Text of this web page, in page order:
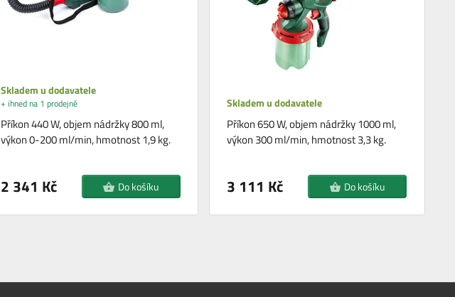
Skladem u dodavatele
+ ihned na 1 prodejně
Příkon 440 W, objem nádržky 800 ml,
výkon 0-200 ml/min, hmotnost 1,9 kg.
2 341 Kč Do košíku
Skladem u dodavatele
Příkon 650 W, objem nádržky 1000 ml,
výkon 300 ml/min, hmotnost 3,3 kg.
3 111 Kč Do košíku